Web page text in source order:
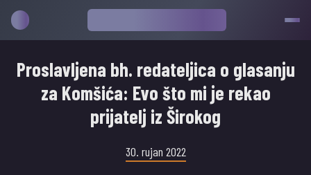
Proslavljena bh. redateljica o glasanju
za Komšića: Evo što mi je rekao
prijatelj iz Širokog
30. rujan 2022